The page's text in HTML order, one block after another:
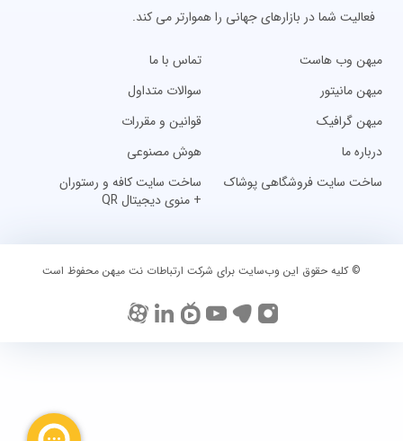
فعالیت شما در بازارهای جهانی را هموارتر می کند.
میهن وب هاست
میهن مانیتور
میهن گرافیک
درباره ما
تماس با ما
سوالات متداول
قوانین و مقررات
هوش مصنوعی
ساخت سایت فروشگاهی پوشاک
ساخت سایت کافه و رستوران
+ منوی دیجیتال QR
© کلیه حقوق این وب‌سایت برای شرکت ارتباطات نت میهن محفوظ است